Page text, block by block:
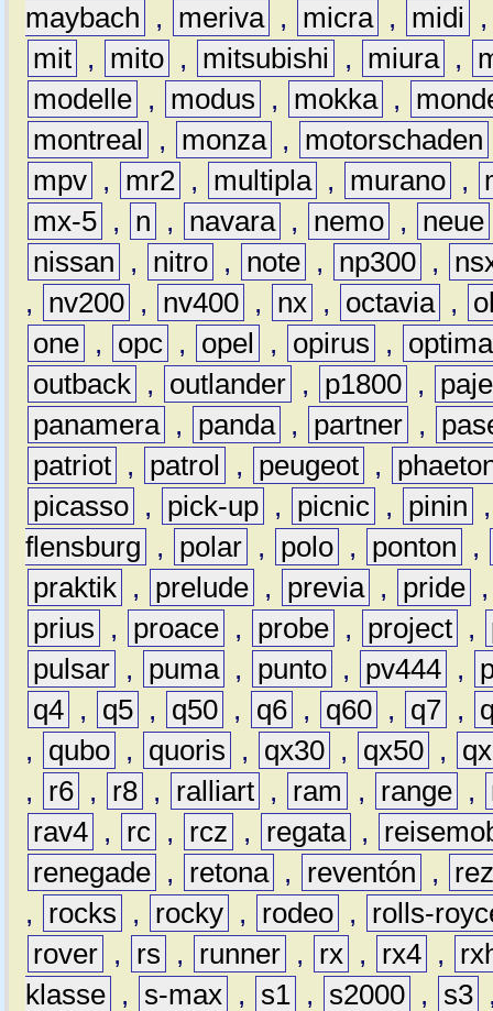
maybach
, meriva , micra , midi
mit , mito , mitsubishi , miura ,
modelle , modus , mokka ,
montreal
, monza , motorschaden
mpv , mr2 , multipla , murano ,
mx-5 , n , navara , nemo , neue
nissan
, nitro , note , np300 ,
,
nv200 , nv400 , nx , octavia ,
one , opc , opel , opirus ,
optima
outback , outlander , p1800 ,
panamera , panda , partner ,
patriot , patrol , peugeot ,
picasso , pick-up , picnic , pinin
flensburg
, polar , polo , ponton
,
praktik , prelude , previa , pride
prius
, proace , probe , project ,
pulsar , puma , punto , pv444 ,
q4 , q5 , q50 , q6 , q60 , q7 ,
,
qubo , quoris , qx30 , qx50 ,
,
r6 , r8 , ralliart , ram , range ,
rav4 , rc , rcz , regata ,
renegade , retona , reventón ,
,
rocks , rocky , rodeo ,
rolls-
rover , rs , runner , rx , rx4 ,
klasse , s-max , s1 , s2000 , s3